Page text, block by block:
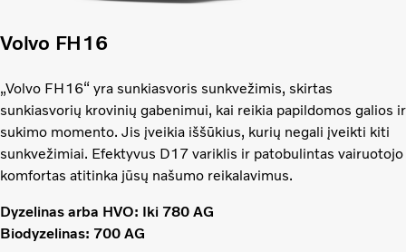
Volvo FH16
„Volvo FH16“ yra sunkiasvoris sunkvežimis, skirtas
sunkiasvorių krovinių gabenimui, kai reikia papildomos galios ir
sukimo momento. Jis įveikia iššūkius, kurių negali įveikti kiti
sunkvežimiai. Efektyvus D17 variklis ir patobulintas vairuotojo
komfortas atitinka jūsų našumo reikalavimus.
Dyzelinas arba HVO: Iki 780 AG
Biodyzelinas: 700 AG